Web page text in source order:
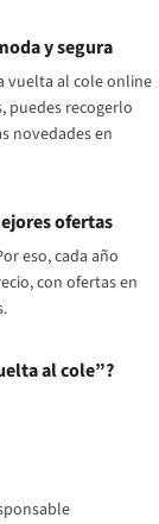
y segura
vuelta al cole online
puedes recogerlo
novedades en
ofertas
eso, cada año
con ofertas en
al cole”?